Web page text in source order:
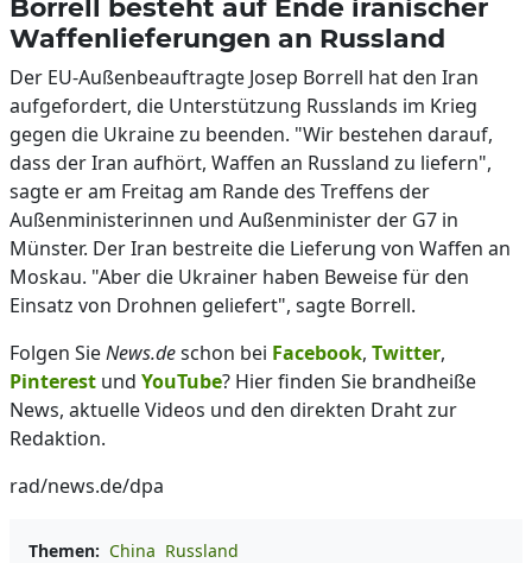
Borrell besteht auf Ende iranischer
Waffenlieferungen an Russland
Der EU-Außenbeauftragte Josep Borrell hat den Iran
aufgefordert, die Unterstützung Russlands im Krieg
gegen die Ukraine zu beenden. "Wir bestehen darauf,
dass der Iran aufhört, Waffen an Russland zu liefern",
sagte er am Freitag am Rande des Treffens der
Außenministerinnen und Außenminister der G7 in
Münster. Der Iran bestreite die Lieferung von Waffen an
Moskau. "Aber die Ukrainer haben Beweise für den
Einsatz von Drohnen geliefert", sagte Borrell.
Folgen SieNews.deschon bei Facebook, Twitter,
Pinterest und YouTube? Hier finden Sie brandheiße
News, aktuelle Videos und den direkten Draht zur
Redaktion.
rad/news.de/dpa
Themen: China Russland